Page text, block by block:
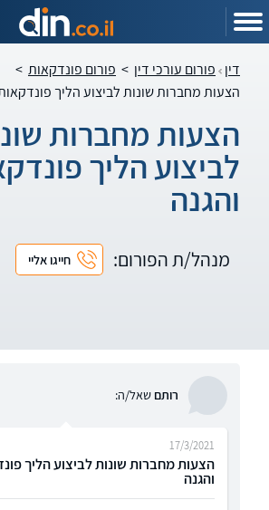
דין פורום עורכי דין > פורום פונדקאות >
הצעות מחברות שונות לביצוע הליך
הצעות מחברות
לביצוע הליך
והגנה
מנהל/ת הפורום: חייגו אליי
רותם שאל/ה:
הצעות מחברות שונות לביצוע הליך
והגנה
17/3/2021